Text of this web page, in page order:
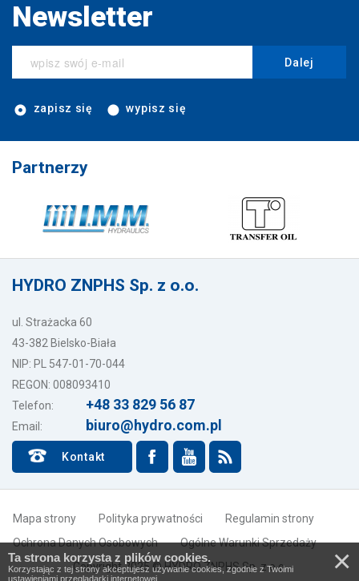
Newsletter
Dalej
zapisz się wypisz się
Partnerzy
HYDRO ZNPHS Sp. z o.o.
ul. Strażacka 60
43-382 Bielsko-Biała
NIP: PL 547-01-70-044
REGON: 008093410
Telefon:
+48 33 829 56 87
Email: biuro@hydro.com.pl
Kontakt
Mapa strony Polityka prywatności
Regulamin strony
Ochrona Danych Osobowych
Ogólne Warunki Sprzedaży
Copyright 2025 © HYDRO ZNPHS Sp. z o.o.
Ta strona korzysta z plików cookies.
Korzystając z tej strony akceptujesz używanie cookies, zgodnie z Twoimi
ustawieniami przeglądarki internetowej.
×